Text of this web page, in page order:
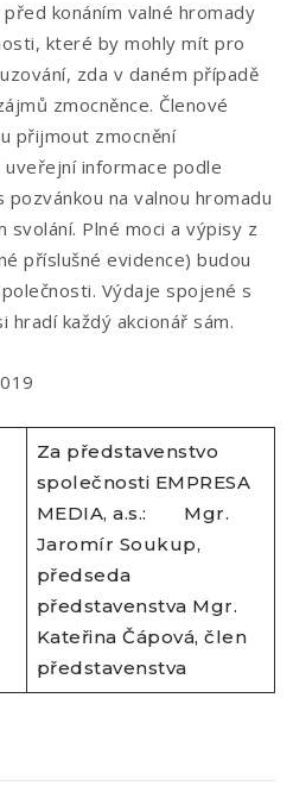
konáním valné hromady
které by mohly mít pro
zda v daném případě
zmocněnce. Členové
přijmout zmocnění
informace podle
na valnou hromadu
svolání. Plné moci a výpisy z
příslušné evidence) budou
Výdaje spojené s
hradí každý akcionář sám.
2019
Za představenstvo
společnosti EMPRESA
MEDIA, a.s.: Mgr.
Jaromír Soukup,
předseda
představenstva Mgr.
Kateřina Čápová, člen
představenstva